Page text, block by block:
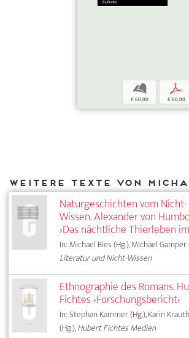
b
€ 60,00
p
€ 60,00
Naturgeschichten vom Nicht-
Wissen. Alexander von
›Das nächtliche Thierleben
In: Michael Bies (Hg.), Michael Gamper
Literatur und Nicht-Wissen
Ethnographie des Romans.
Fichtes ›Forschungsbericht‹
In: Stephan Kammer (Hg.), Karin
(Hg.),Hubert Fichtes Medien